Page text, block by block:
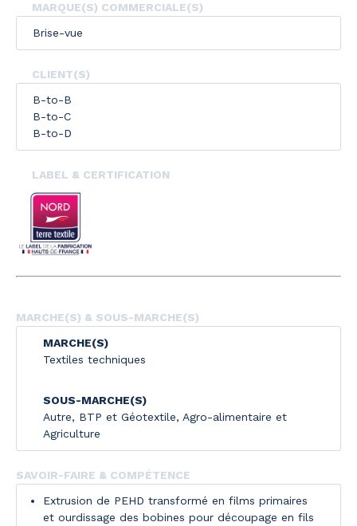
MARQUE(S) COMMERCIALE(S)
Brise-vue
CLIENT(S)
B-to-B
B-to-C
B-to-D
LABEL & CERTIFICATION
MARCHE(S) & SOUS-MARCHE(S)
MARCHE(S)
Textiles techniques
SOUS-MARCHE(S)
Autre, BTP et Géotextile, Agro-alimentaire et
Agriculture
SAVOIR-FAIRE & COMPÉTENCE
Extrusion de PEHD transformé en films primaires
et ourdissage des bobines pour découpage en fils